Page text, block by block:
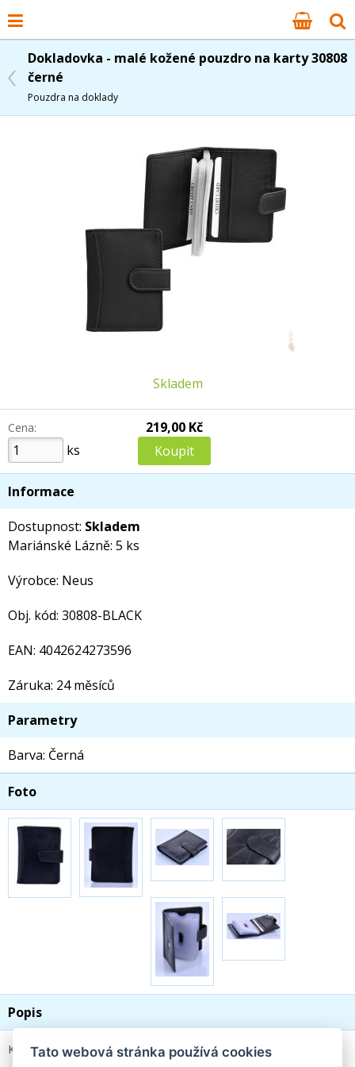
Dokladovka - malé kožené pouzdro na karty 30808
černé
Pouzdra na doklady
Skladem
Cena:
ks
219,00 Kč
Informace
Dostupnost: Skladem
Mariánské Lázně: 5 ks
Výrobce: Neus
Obj. kód: 30808-BLACK
EAN: 4042624273596
Záruka: 24 měsíců
Parametry
Barva: Černá
Foto
Popis
Kožené pouzdro na karty a doklady 30808 černé
Tato webová stránka používá cookies